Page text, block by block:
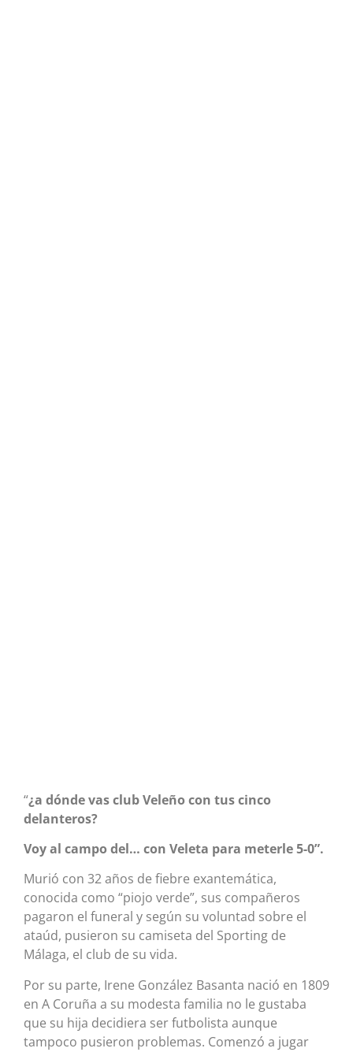
“¿a dónde vas club Veleño con tus cinco
delanteros?
Voy al campo del… con Veleta para meterle 5-0”.
Murió con 32 años de fiebre exantemática,
conocida como “piojo verde”, sus compañeros
pagaron el funeral y según su voluntad sobre el
ataúd, pusieron su camiseta del Sporting de
Málaga, el club de su vida.
Por su parte, Irene González Basanta nació en 1809
en A Coruña a su modesta familia no le gustaba
que su hija decidiera ser futbolista aunque
tampoco pusieron problemas. Comenzó a jugar